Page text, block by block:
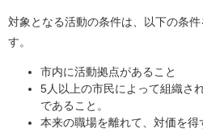
対象となる活動の条件は、以下の条
す。
市内に活動拠点があること
5人以上の市民によって組織さ
であること。
本来の職場を離れて、対価を